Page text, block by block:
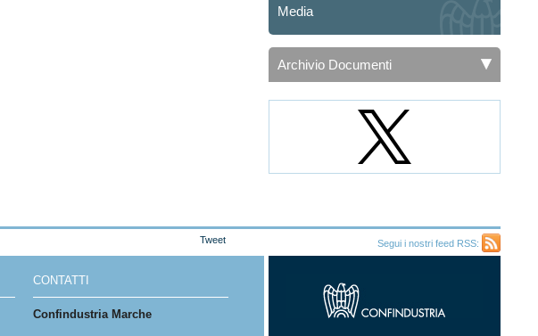
Media
Archivio Documenti
Segui i nostri feed RSS:
Feed
Tweet
CONTATTI
Confindustria Marche